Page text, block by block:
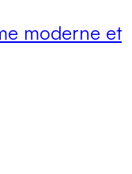
moderne et